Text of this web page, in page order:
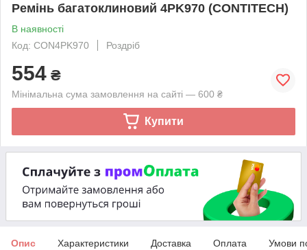
Ремінь багатоклиновий 4PK970 (CONTITECH)
В наявності
Код: CON4PK970
Роздріб
554 ₴
Мінімальна сума замовлення на сайті — 600 ₴
Купити
Опис Характеристики Доставка Оплата Умови